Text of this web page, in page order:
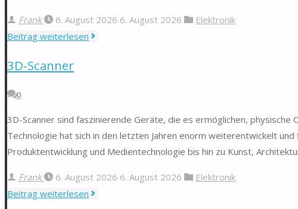
Frank 6. August 2026 6. August 2026
Elektronik
Beitrag weiterlesen "NVIDIA-
3D-Scanner
0
3D-Scanner sind faszinierende Geräte, die es ermöglichen,
Technologie hat sich in den letzten Jahren enorm weiterentwickelt
Produktentwicklung und Medientechnologie bis hin zu Kunst,
Frank 6. August 2026 6. August 2026
Elektronik
Beitrag weiterlesen "3D-